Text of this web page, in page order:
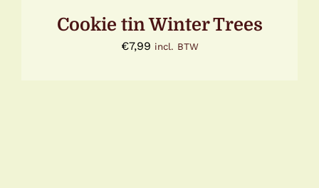
Cookie tin Winter Trees
€7,99 incl. BTW